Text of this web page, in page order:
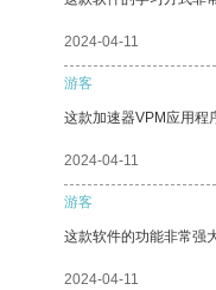
2024-04-11
游客
这款加速器VPM应用程
2024-04-11
游客
这款软件的功能非常强
2024-04-11